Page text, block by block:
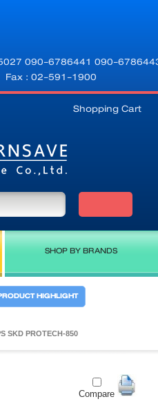
090-6786441 090-
Fax : 02-591-1900
Shopping Cart
SHOP BY BRANDS
HIGHLIGHT
SKD PROTECH-850
Compare